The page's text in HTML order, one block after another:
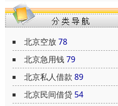
北京空放78
北京急用钱79
北京私人借款 89
北京民间借贷 54